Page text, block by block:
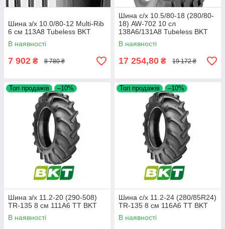
Шина з/х 10.0/80-12 Multi-Rib
6 см 113A8 Tubeless BKT
В наявності
7 902 ₴ 8 780 ₴
Шина с/х 10.5/80-18 (280/80-
18) AW-702 10 сл
138A6/131A8 Tubeless BKT
В наявності
17 254,80 ₴ 19 172 ₴
Топ продажів –10%
Шина з/х 11.2-20 (290-508)
TR-135 8 см 111A6 TT BKT
В наявності
Топ продажів –10%
Шина с/х 11.2-24 (280/85R24)
TR-135 8 см 116A6 TT BKT
В наявності